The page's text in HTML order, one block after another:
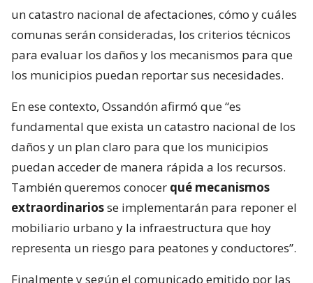
un catastro nacional de afectaciones, cómo y cuáles
comunas serán consideradas, los criterios técnicos
para evaluar los daños y los mecanismos para que
los municipios puedan reportar sus necesidades.
En ese contexto, Ossandón afirmó que “es
fundamental que exista un catastro nacional de los
daños y un plan claro para que los municipios
puedan acceder de manera rápida a los recursos.
También queremos conocer qué mecanismos
extraordinariosse implementarán para reponer el
mobiliario urbano y la infraestructura que hoy
representa un riesgo para peatones y conductores”.
Finalmente y según el comunicado emitido por las